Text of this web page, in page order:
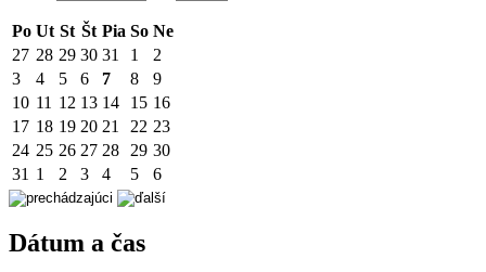
Po Ut St Št Pia So Ne
27 28 29 30 31 1
2
3
4 5 6 7 8
9
10 11 12 13 14 15 16
17 18 19 20 21 22 23
24 25 26 27 28 29 30
31 1 2 3 4 5 6
Dátum a čas